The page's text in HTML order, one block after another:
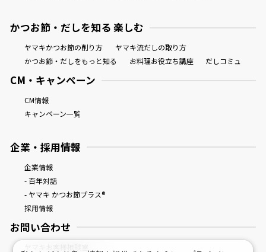
かつお節・だしを知る 楽しむ
ヤマキかつお節の削り方
ヤマキ流だしの取り方
かつお節・だしをもっと知る
お料理お役立ち講座 だしコミュ
CM・キャンペーン
CM情報
キャンペーン一覧
企業・採用情報
企業情報
- 百年対話
- ヤマキ かつお節プラス®
採用情報
お問い合わせ